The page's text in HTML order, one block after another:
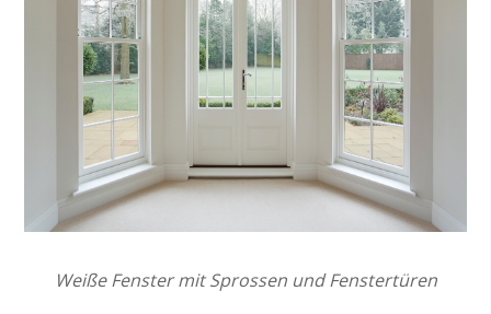
Weiße Fenster mit Sprossen und Fenstertüren